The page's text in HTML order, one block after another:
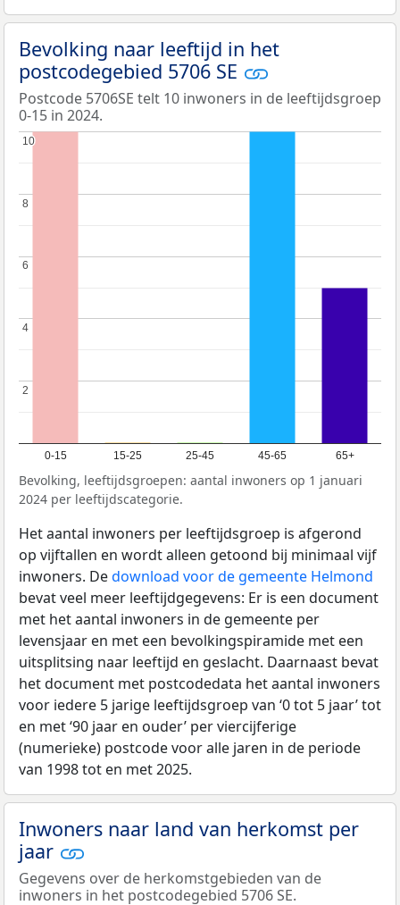
Bevolking naar leeftijd in het
postcodegebied 5706 SE
Postcode 5706SE telt 10 inwoners in de leeftijdsgroep
0-15 in 2024.
0-15 15-25 25-45 45-65 65+
2
2
4
4
6
6
8
8
10
10
Bevolking, leeftijdsgroepen: aantal inwoners op 1 januari
2024 per leeftijdscategorie.
Het aantal inwoners per leeftijdsgroep is afgerond
op vijftallen en wordt alleen getoond bij minimaal vijf
inwoners. Dedownload voor de gemeente Helmond
bevat veel meer leeftijdgegevens: Er is een document
met het aantal inwoners in de gemeente per
levensjaar en met een bevolkingspiramide met een
uitsplitsing naar leeftijd en geslacht. Daarnaast bevat
het document met postcodedata het aantal inwoners
voor iedere 5 jarige leeftijdsgroep van ‘0 tot 5 jaar’ tot
en met ‘90 jaar en ouder’ per viercijferige
(numerieke) postcode voor alle jaren in de periode
van 1998 tot en met 2025.
Inwoners naar land van herkomst per
jaar
Gegevens over de herkomstgebieden van de
inwoners in het postcodegebied 5706 SE.